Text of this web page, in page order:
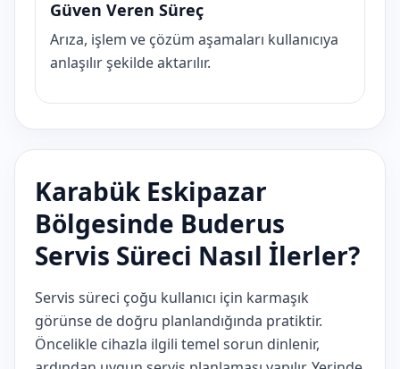
Güven Veren Süreç
Arıza, işlem ve çözüm aşamaları kullanıcıya
anlaşılır şekilde aktarılır.
Karabük Eskipazar
Bölgesinde Buderus
Servis Süreci Nasıl İlerler?
Servis süreci çoğu kullanıcı için karmaşık
görünse de doğru planlandığında pratiktir.
Öncelikle cihazla ilgili temel sorun dinlenir,